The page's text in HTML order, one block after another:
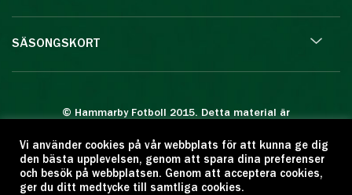
SÄSONGSKORT
© Hammarby Fotboll 2015. Detta material är
Eftertryck eller annan kopiering är förbjuden.
Citera oss gärna men ange källan:
www.hammarbyfotboll.se. Ansvarig utgivare:
Vi använder cookies på vår webbplats för att kunna ge dig
den bästa upplevelsen, genom att spara dina preferenser
och besök på webbplatsen. Genom att acceptera cookies,
ger du ditt medtycke till samtliga cookies.